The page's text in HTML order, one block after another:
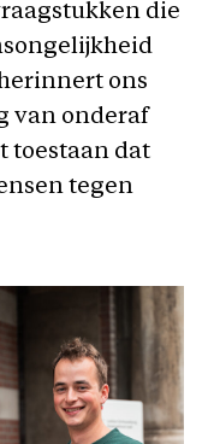
die
ons
van onderaf
toestaan dat
tegen